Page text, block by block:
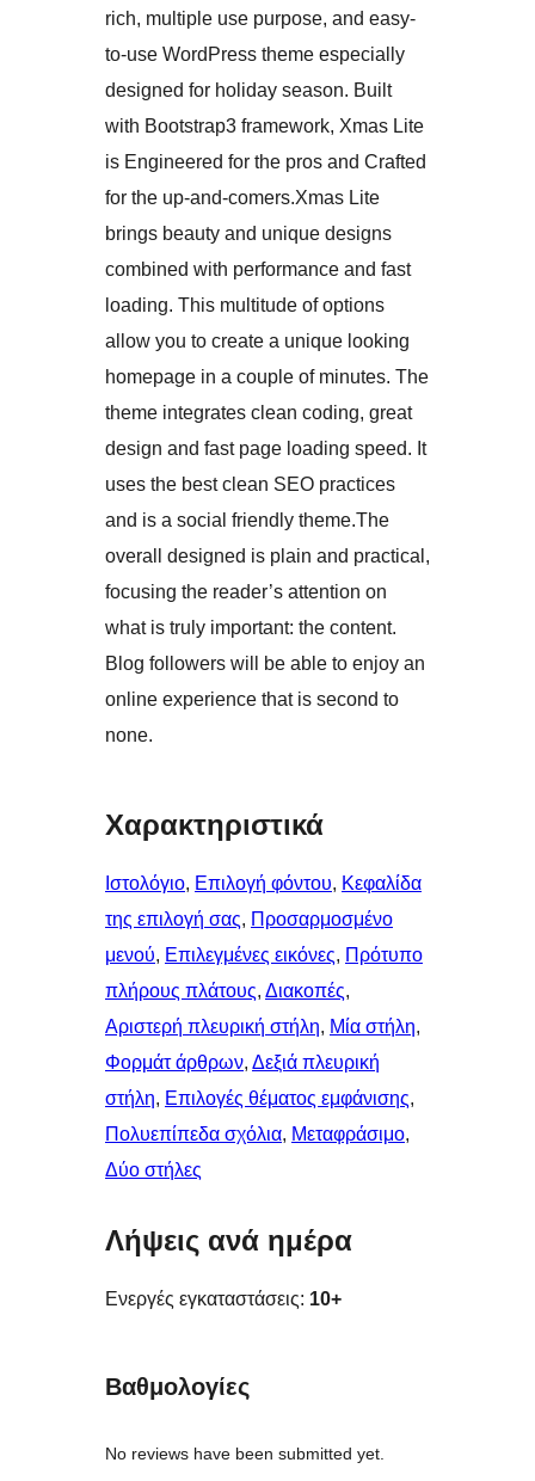
rich, multiple use purpose, and easy-
to-use WordPress theme especially
designed for holiday season. Built
with Bootstrap3 framework, Xmas Lite
is Engineered for the pros and Crafted
for the up-and-comers.Xmas Lite
brings beauty and unique designs
combined with performance and fast
loading. This multitude of options
allow you to create a unique looking
homepage in a couple of minutes. The
theme integrates clean coding, great
design and fast page loading speed. It
uses the best clean SEO practices
and is a social friendly theme.The
overall designed is plain and practical,
focusing the reader’s attention on
what is truly important: the content.
Blog followers will be able to enjoy an
online experience that is second to
none.
Χαρακτηριστικά
Ιστολόγιο, Επιλογή φόντου, Κεφαλίδα
της επιλογή σας, Προσαρμοσμένο
μενού, Επιλεγμένες εικόνες, Πρότυπο
πλήρους πλάτους, Διακοπές
Αριστερή πλευρική στήλη, Μία στήλη
Φορμάτ άρθρων, Δεξιά πλευρική
στήλη, Επιλογές θέματος εμφάνισης
Πολυεπίπεδα σχόλια, Μεταφράσιμο
Δύο στήλες
Λήψεις ανά ημέρα
Ενεργές εγκαταστάσεις: 10+
Βαθμολογίες
No reviews have been submitted yet.